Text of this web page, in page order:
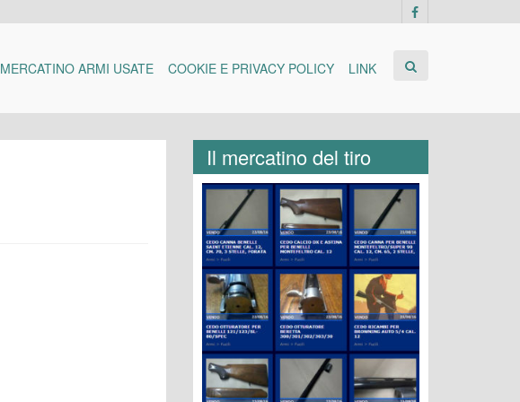
MERCATINO ARMI USATE COOKIE E PRIVACY POLICY LINK
Il mercatino del tiro